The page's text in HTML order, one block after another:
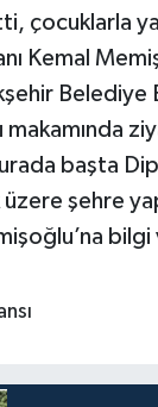
çocuklarla
Kemal
Belediye
makamında
başta
şehre